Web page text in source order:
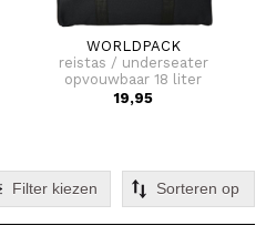
WORLDPACK
reistas / underseater
opvouwbaar 18 liter
19,95
Filter kiezen